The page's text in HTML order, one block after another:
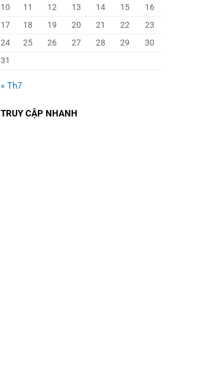
10
11 12 13 14 15
16
17
18 19 20 21 22
23
24
25 26 27 28 29
30
31
« Th7
TRUY CẬP NHANH